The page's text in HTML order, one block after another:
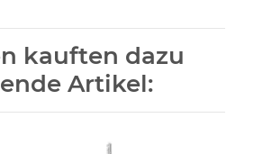
kauften dazu
Artikel: